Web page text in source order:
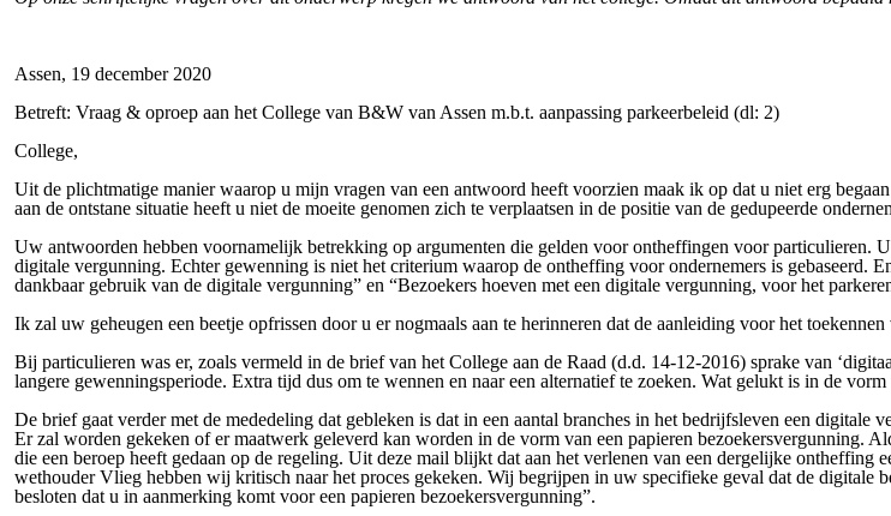
Assen, 19 december 2020
Betreft: Vraag & oproep aan het College van B&W van Assen m.b.t. aanpassing parkeerbeleid (dl: 2)
College,
Uit de plichtmatige manier waarop u mijn vragen van een antwoord heeft voorzien maak ik op dat u niet erg
aan de ontstane situatie heeft u niet de moeite genomen zich te verplaatsen in de positie van de gedupeerde
Uw antwoorden hebben voornamelijk betrekking op argumenten die gelden voor ontheffingen voor particulieren.
digitale vergunning. Echter gewenning is niet het criterium waarop de ontheffing voor ondernemers is gebaseerd.
dankbaar gebruik van de digitale vergunning” en “Bezoekers hoeven met een digitale vergunning, voor het
Ik zal uw geheugen een beetje opfrissen door u er nogmaals aan te herinneren dat de aanleiding voor het
Bij particulieren was er, zoals vermeld in de brief van het College aan de Raad (d.d. 14-12-2016) sprake van
langere gewenningsperiode. Extra tijd dus om te wennen en naar een alternatief te zoeken. Wat gelukt is in de
De brief gaat verder met de mededeling dat gebleken is dat in een aantal branches in het bedrijfsleven een
Er zal worden gekeken of er maatwerk geleverd kan worden in de vorm van een papieren bezoekersvergunning.
die een beroep heeft gedaan op de regeling. Uit deze mail blijkt dat aan het verlenen van een dergelijke
wethouder Vlieg hebben wij kritisch naar het proces gekeken. Wij begrijpen in uw specifieke geval dat de
besloten dat u in aanmerking komt voor een papieren bezoekersvergunning”.